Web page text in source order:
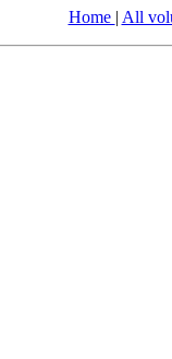
Home | All